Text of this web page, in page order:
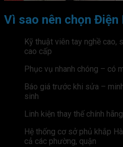
Vì sao nên chọn Điện
Kỹ thuật viên tay nghề cao,
cao cấp
Phục vụ nhanh chóng – có
Báo giá trước khi sửa –
sinh
Linh kiện thay thế chính
Hệ thống cơ sở phủ khắp
cả các phường, quận